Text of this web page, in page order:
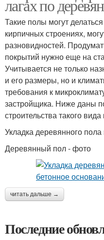
лагах по
Такие полы могут
кирпичных строениях,
разновидностей.
покрытий нужно еще на
Учитывается не только
и его размеры, но и
требования к
застройщика. Ниже даны
строительства такого
Укладка деревянного
Деревянный пол - фото
читать дальше →
Последние